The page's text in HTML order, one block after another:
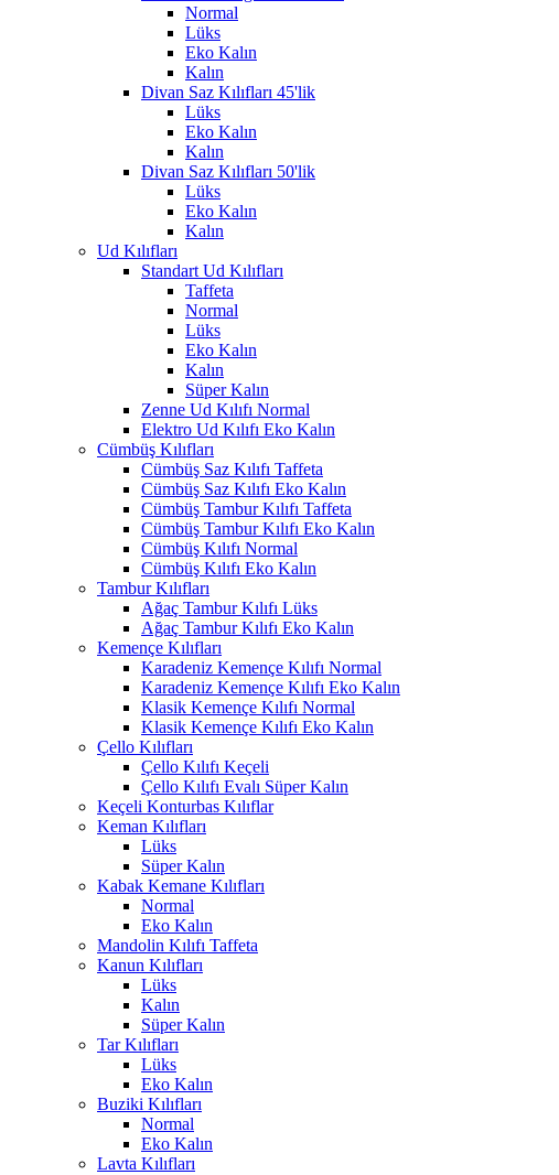
Normal
Lüks
Eko Kalın
Kalın
Divan Saz Kılıfları 45'lik
Lüks
Eko Kalın
Kalın
Divan Saz Kılıfları 50'lik
Lüks
Eko Kalın
Kalın
Ud Kılıfları
Standart Ud Kılıfları
Taffeta
Normal
Lüks
Eko Kalın
Kalın
Süper Kalın
Zenne Ud Kılıfı Normal
Elektro Ud Kılıfı Eko Kalın
Cümbüş Kılıfları
Cümbüş Saz Kılıfı Taffeta
Cümbüş Saz Kılıfı Eko Kalın
Cümbüş Tambur Kılıfı Taffeta
Cümbüş Tambur Kılıfı Eko Kalın
Cümbüş Kılıfı Normal
Cümbüş Kılıfı Eko Kalın
Tambur Kılıfları
Ağaç Tambur Kılıfı Lüks
Ağaç Tambur Kılıfı Eko Kalın
Kemençe Kılıfları
Karadeniz Kemençe Kılıfı Normal
Karadeniz Kemençe Kılıfı Eko Kalın
Klasik Kemençe Kılıfı Normal
Klasik Kemençe Kılıfı Eko Kalın
Çello Kılıfları
Çello Kılıfı Keçeli
Çello Kılıfı Evalı Süper Kalın
Keçeli Konturbas Kılıflar
Keman Kılıfları
Lüks
Süper Kalın
Kabak Kemane Kılıfları
Normal
Eko Kalın
Mandolin Kılıfı Taffeta
Kanun Kılıfları
Lüks
Kalın
Süper Kalın
Tar Kılıfları
Lüks
Eko Kalın
Buziki Kılıfları
Normal
Eko Kalın
Lavta Kılıfları